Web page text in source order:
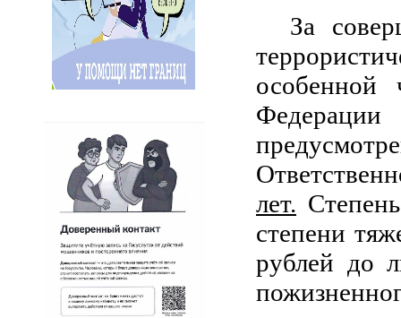
За
особенной
лет.
степени
рублей до